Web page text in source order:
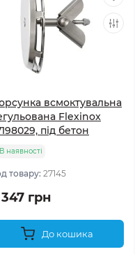
всмоктувальна
Flexinox
під бетон
В наявності
товару: 27145
грн
До кошика